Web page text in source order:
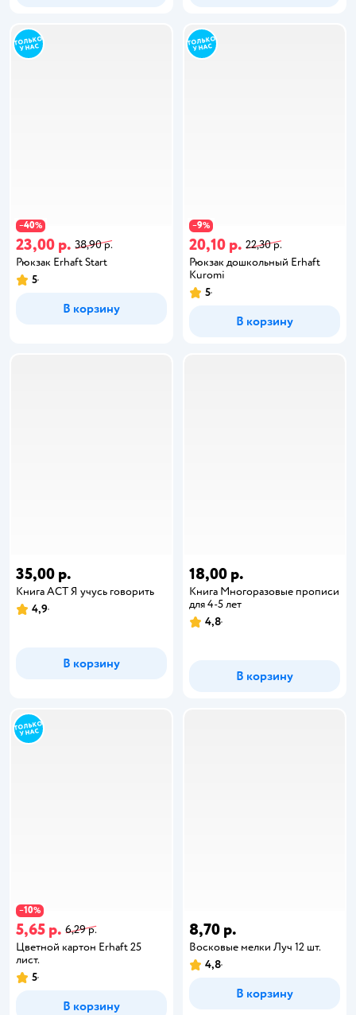
−40%
23,00 р. 38,90 р.
Рюкзак Erhaft Start
5
В корзину
−9%
20,10 р. 22,30 р.
Рюкзак дошкольный Erhaft
Kuromi
5
В корзину
35,00 р.
Книга АСТ Я учусь говорить
4,9
В корзину
18,00 р.
Книга Многоразовые прописи
для 4-5 лет
4,8
В корзину
−10%
5,65 р. 6,29 р.
Цветной картон Erhaft 25
лист.
5
В корзину
8,70 р.
Восковые мелки Луч 12 шт.
4,8
В корзину